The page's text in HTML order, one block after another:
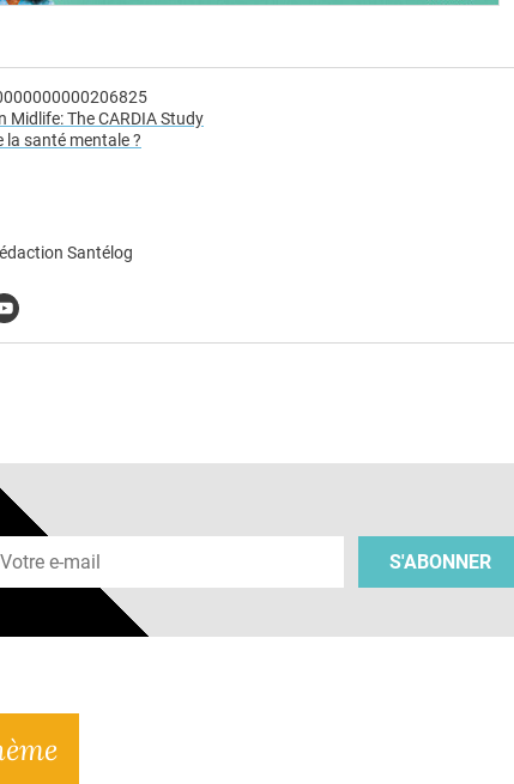
The CARDIA Study
la santé mentale ?
Santélog
e-mail
S'ABONNER